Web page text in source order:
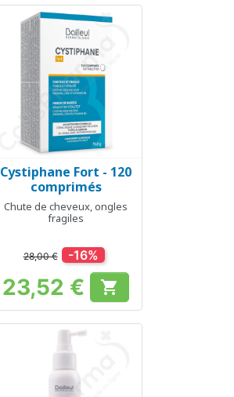
Aperçu rapide
Cystiphane Fort - 120
comprimés
Chute de cheveux, ongles
fragiles
28,00 € -16%
Prix
23,52 € 